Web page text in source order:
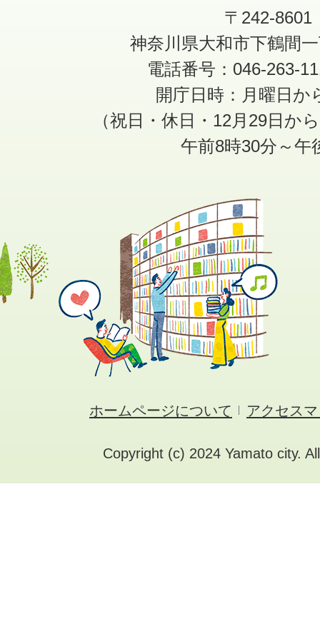
〒242-8601
神奈川県大和市下鶴間
電話番号：046-263-
開庁日時：月曜日か
（祝日・休日・12月29日か
午前8時30分～午
ホームページについて アクセス
Copyright (c) 2024 Yamato city.